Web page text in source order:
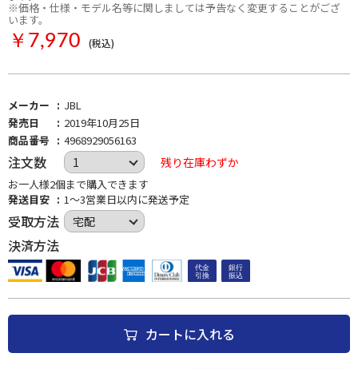
※価格・仕様・モデル名等に関しましては予告なく変更することがござ
います。
￥7,970 (税込)
メーカー
JBL
発売日
2019年10月25日
商品番号
4968929056163
注文数 残り在庫わずか
お一人様2個まで購入できます
発送目安
1～3営業日以内に発送予定
受取方法
決済方法
カートに入れる